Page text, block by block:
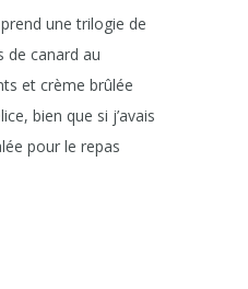
une trilogie de
de canard au
et crème brûlée
bien que si j’avais
pour le repas